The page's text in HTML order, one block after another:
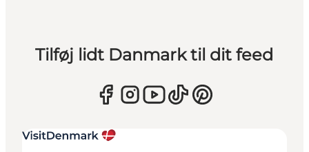
Tilføj lidt Danmark til dit feed